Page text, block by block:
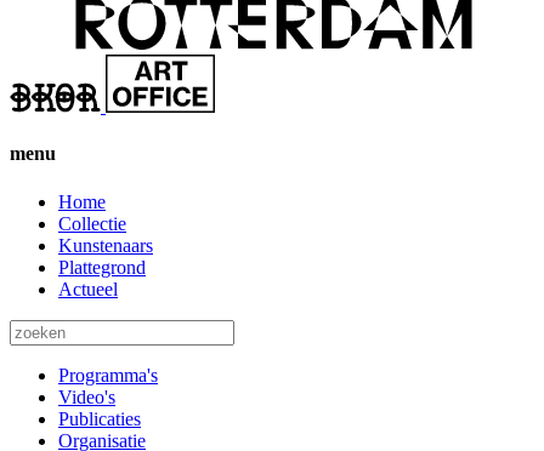
menu
Home
Collectie
Kunstenaars
Plattegrond
Actueel
Programma's
Video's
Publicaties
Organisatie